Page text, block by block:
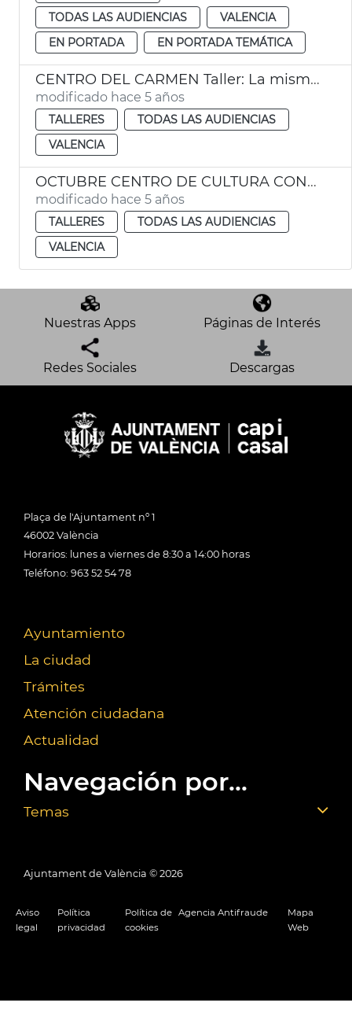
TODAS LAS AUDIENCIAS
VALENCIA
EN PORTADA
EN PORTADA TEMÁTICA
CENTRO DEL CARMEN Taller: La misma sombra
modificado hace 5 años
TALLERES
TODAS LAS AUDIENCIAS
VALENCIA
OCTUBRE CENTRO DE CULTURA CONTEMPORANEA Taller 'El poder de tu marca personal'
modificado hace 5 años
TALLERES
TODAS LAS AUDIENCIAS
VALENCIA
Nuestras Apps Páginas de Interés
Redes Sociales Descargas
Plaça de l'Ajuntament nº 1
46002 València
Horarios: lunes a viernes de 8:30 a 14:00 horas
Teléfono: 963 52 54 78
Ayuntamiento
La ciudad
Trámites
Atención ciudadana
Actualidad
Navegación por...
Temas
Ajuntament de València © 2026
Aviso
legal
Política
privacidad
Política de
cookies
Agencia Antifraude
Mapa
Web